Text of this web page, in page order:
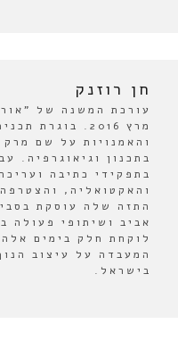
חן רוזנק
מרץ 2016.
והאמנויות על שם
בתכנון וגיאוגרפיה.
בתפקידי כתיבה
התזה שלה עוסקת
אביב ושיתופי פעולה
לוקחת חלק בימים
המעבדה על עיצוב
בישראל.